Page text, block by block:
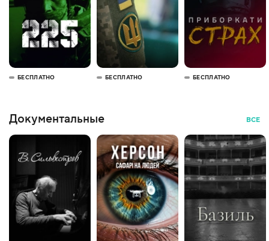
БЕСПЛАТНО БЕСПЛАТНО БЕСПЛАТНО
Документальные ВСЕ